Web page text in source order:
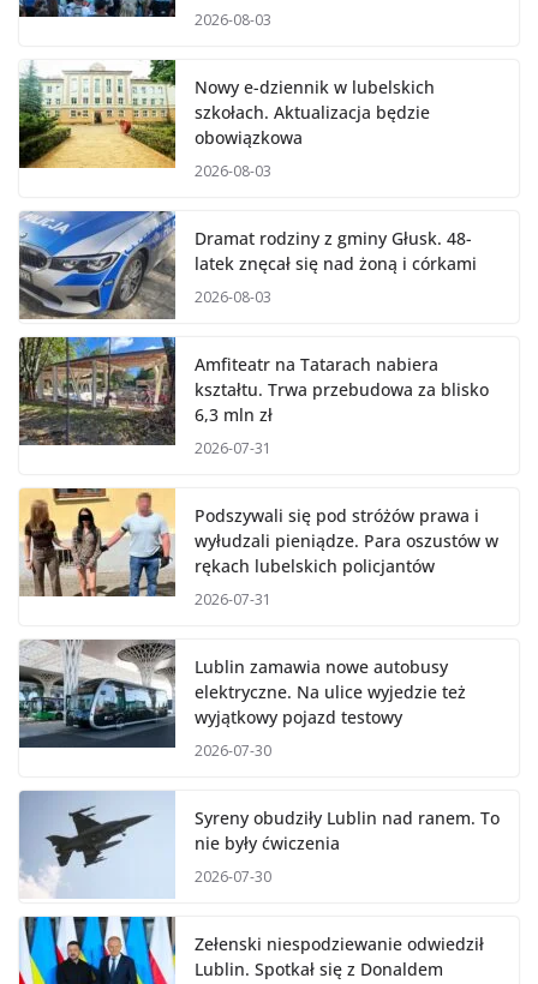
2026-08-03
Nowy e-dziennik w lubelskich
szkołach. Aktualizacja będzie
obowiązkowa
2026-08-03
Dramat rodziny z gminy Głusk. 48-
latek znęcał się nad żoną i córkami
2026-08-03
Amfiteatr na Tatarach nabiera
kształtu. Trwa przebudowa za blisko
6,3 mln zł
2026-07-31
Podszywali się pod stróżów prawa i
wyłudzali pieniądze. Para oszustów w
rękach lubelskich policjantów
2026-07-31
Lublin zamawia nowe autobusy
elektryczne. Na ulice wyjedzie też
wyjątkowy pojazd testowy
2026-07-30
Syreny obudziły Lublin nad ranem. To
nie były ćwiczenia
2026-07-30
Zełenski niespodziewanie odwiedził
Lublin. Spotkał się z Donaldem